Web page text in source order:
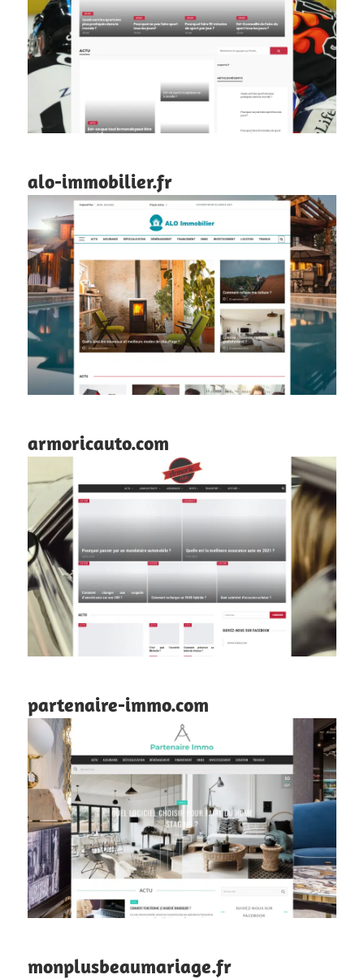
alo-immobilier.fr
armoricauto.com
partenaire-immo.com
monplusbeaumariage.fr